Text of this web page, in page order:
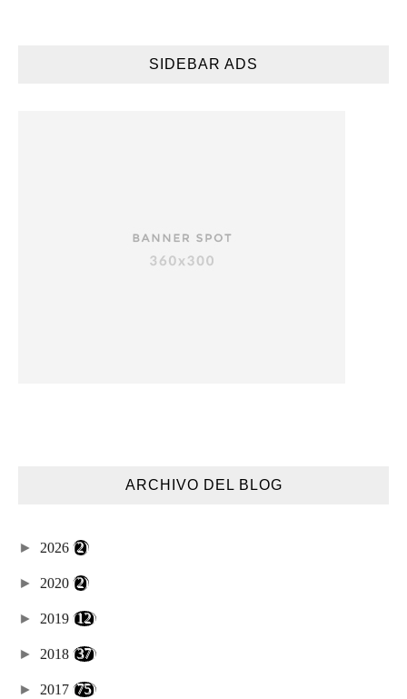
SIDEBAR ADS
ARCHIVO DEL BLOG
► 2026 (2)
► 2020 (2)
► 2019 (12)
► 2018 (37)
► 2017 (75)